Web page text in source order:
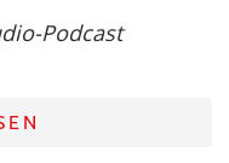
Podcast